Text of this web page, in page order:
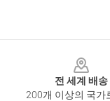
전 세계 배송
200개 이상의 국가